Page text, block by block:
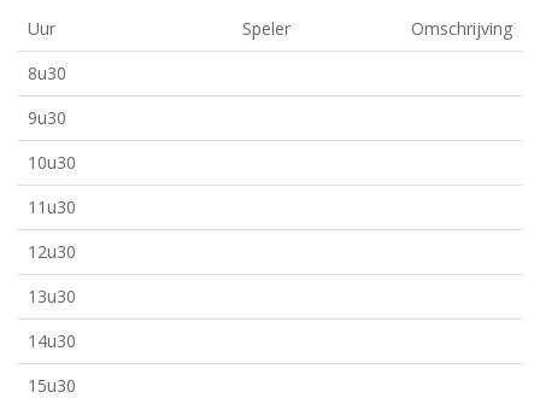
Uur Speler
Omschrijving
8u30
9u30
10u30
11u30
12u30
13u30
14u30
15u30